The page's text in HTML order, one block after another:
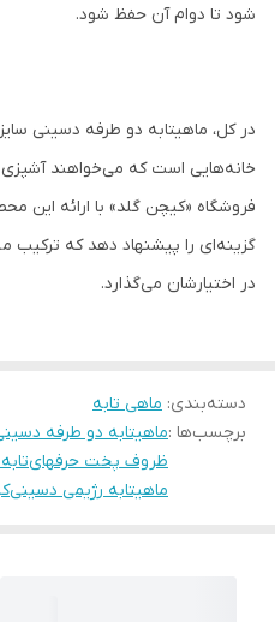
شود تا دوام آن حفظ شود.
خانه‌هایی است که می‌خواهند آشپزی
فروشگاه «کیچن گلد» با ارائه این
گزینه‌ای را پیشنهاد دهد که ترکیب
در اختیارشان می‌گذارد.
دسته‌بندی: ماهی تابه
برچسب‌ها :ماهیتابه دو طرفه
ظروف پخت حرفهایتابه
ماهیتابه رژیمی دسینی